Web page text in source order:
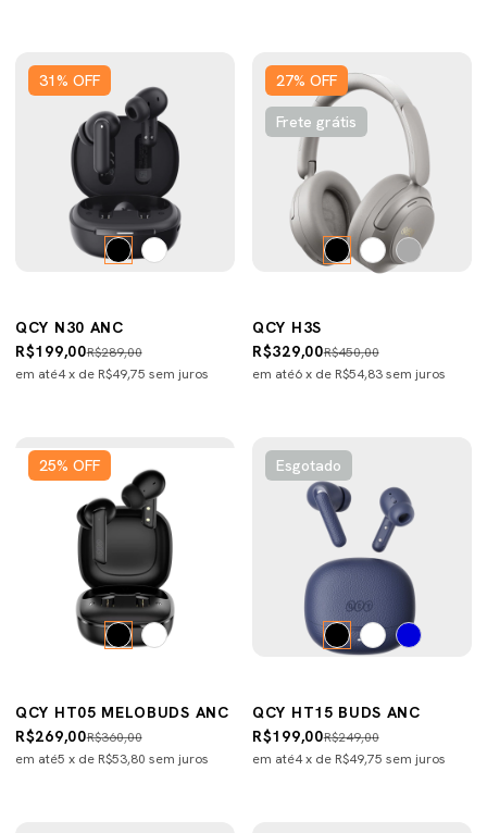
31% OFF
QCY N30 ANC
R$289,00
R$199,00
em até4x de R$49,75 sem juros
27% OFF
Frete grátis
QCY H3S
R$450,00
R$329,00
em até6x de R$54,83sem juros
25% OFF
QCY HT05 MELOBUDS ANC
R$360,00
R$269,00
em até5 x de R$53,80 sem juros
Esgotado
QCY HT15 BUDS ANC
R$249,00
R$199,00
em até4x de R$49,75 sem juros